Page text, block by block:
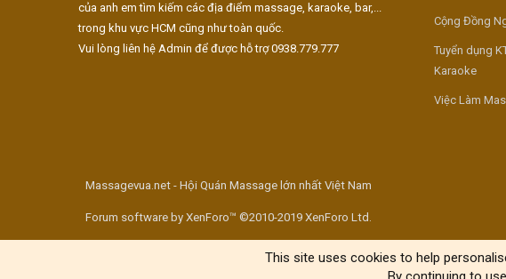
của anh em tìm kiếm các địa điểm massage, karaoke, bar,...
trong khu vực HCM cũng như toàn quốc.
Vui lòng liên hệ Admin để được hỗ trợ 0938.779.777
Cộng Đồng
Tuyển dụng
Karaoke
Việc Làm
Massagevua.net - Hội Quán Massage lớn nhất Việt Nam
Forum software by XenForo™ ©2010-2019 XenForo Ltd.
This site uses cookies to help